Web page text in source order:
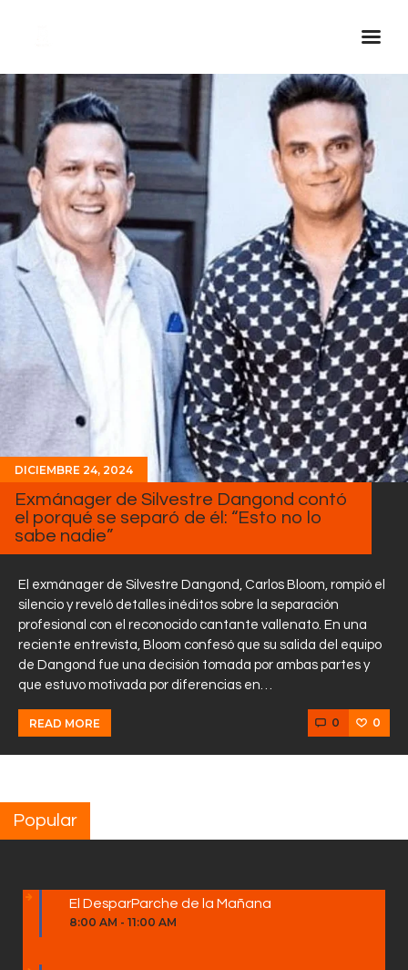
Inicio Real FM
Streaming
En Vivo
Descarga La APP
Programas
Noticias
Equipo
Sobre Nosotros
Contactos
DICIEMBRE 24, 2024
Exmánager de Silvestre Dangond contó
el porqué se separó de él: “Esto no lo
sabe nadie”
El exmánager de Silvestre Dangond, Carlos Bloom, rompió el
silencio y reveló detalles inéditos sobre la separación
profesional con el reconocido cantante vallenato. En una
reciente entrevista, Bloom confesó que su salida del equipo
de Dangond fue una decisión tomada por ambas partes y
que estuvo motivada por diferencias en…
READ MORE 0 0
Popular
El DesparParche de la Mañana
8:00 AM - 11:00 AM